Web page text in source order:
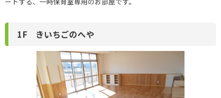
1F きいちごのへや